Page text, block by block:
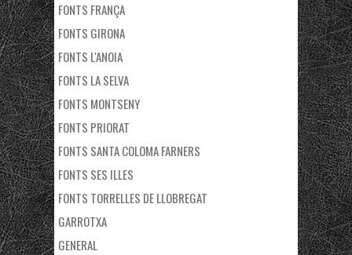
FONTS FRANÇA
FONTS GIRONA
FONTS L'ANOIA
FONTS LA SELVA
FONTS MONTSENY
FONTS PRIORAT
FONTS SANTA COLOMA FARNERS
FONTS SES ILLES
FONTS TORRELLES DE LLOBREGAT
GARROTXA
GENERAL